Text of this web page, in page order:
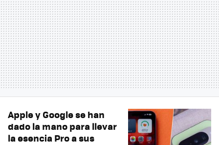
Apple y Google se han
dado la mano para llevar
la esencia Pro a sus